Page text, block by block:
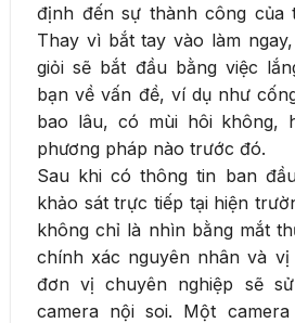
định đến sự thành công của
Thay vì bắt tay vào làm
giỏi sẽ bắt đầu bằng việc
bạn về vấn đề, ví dụ như
bao lâu, có mùi hôi không,
phương pháp nào trước đó.
Sau khi có thông tin ban
khảo sát trực tiếp tại hiện
không chỉ là nhìn bằng mắt
chính xác nguyên nhân và
đơn vị chuyên nghiệp sẽ
camera nội soi. Một